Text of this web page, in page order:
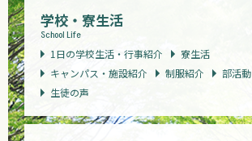
学校・寮生活
School Life
1日の学校生活・行事紹介
寮生活
キャンパス・施設紹介
制服紹介 部活動
生徒の声